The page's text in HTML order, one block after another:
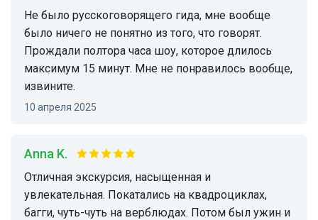
Не было русскоговорящего гида, мне вообще
было ничего не понятно из того, что говорят.
Прождали полтора часа шоу, которое длилось
максимум 15 минут. Мне не понравилось вообще,
извините.
10 апреля 2025
Anna K.
Отличная экскурсия, насыщенная и
увлекательная. Покатались на квадроциклах,
багги, чуть-чуть на верблюдах. Потом был ужин и